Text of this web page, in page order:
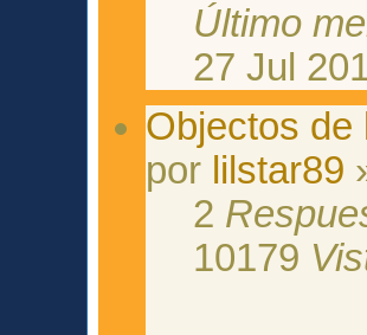
Último
27 Jul
Objectos de
por lilstar89
2
10179